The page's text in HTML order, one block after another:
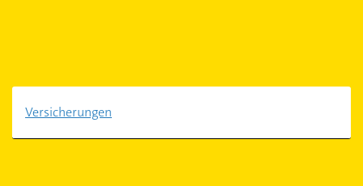
Versicherungen